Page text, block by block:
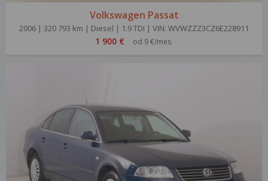
Volkswagen Passat
2006 | 320 793 km | Diesel | 1.9 TDI | VIN: WVWZZZ3CZ6E228911
1 900 € od 9 €/mes.